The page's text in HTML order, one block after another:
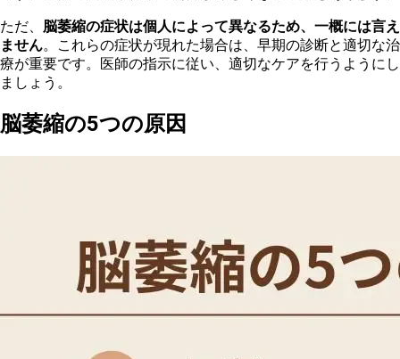
ただ、 脳萎縮の症状は個人によって異なるため、一概には言え
ません。これらの症状が現れた場合は、早期の診断と適切な治
療が重要です。医師の指示に従い、適切なケアを行うようにし
ましょう。
脳萎縮の5つの原因